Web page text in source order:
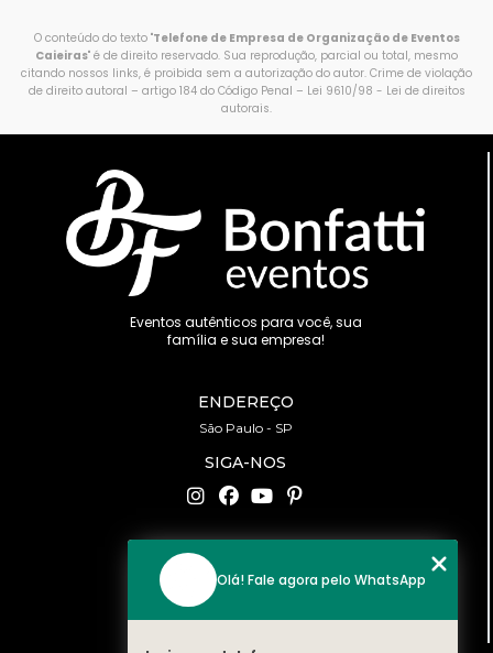
O conteúdo do texto "Telefone de Empresa de Organização de Eventos
Caieiras" é de direito reservado. Sua reprodução, parcial ou total, mesmo
citando nossos links, é proibida sem a autorização do autor. Crime de violação
de direito autoral – artigo 184 do Código Penal – Lei 9610/98 - Lei de direitos
autorais.
Eventos autênticos para você, sua
família e sua empresa!
ENDEREÇO
São Paulo - SP
SIGA-NOS
CONTATO
(11) 94519-2422
contato@bonfattieventos.com.br
Olá! Fale agora pelo WhatsApp